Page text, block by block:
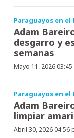
Paraguayos en el
Adam
desgarro y
semanas
Mayo 11, 2026 03:45
Paraguayos en el
Adam
limpiar
Abril 30, 2026 04:56